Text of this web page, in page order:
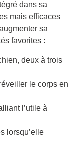
dans sa
mais efficaces
sa
favorites :
deux à trois
le corps en
l’utile à
lorsqu’elle